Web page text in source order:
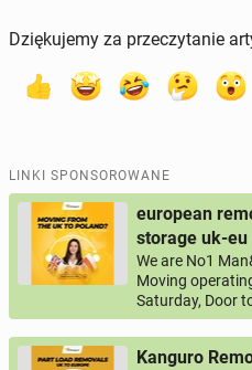
Dziękujemy za przeczytanie
LINKI SPONSOROWANE
european
storage uk-eu
We are No1
Moving
Saturday, Door
Kanguro